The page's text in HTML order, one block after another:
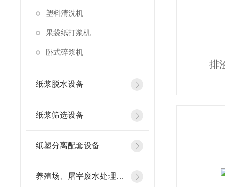
塑料清洗机
果袋纸打浆机
卧式碎浆机
纸浆脱水设备
纸浆筛选设备
纸塑分离配套设备
养殖场、屠宰废水处理设备
排